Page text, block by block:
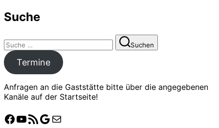
Suche
Suchen
nach:
Suchen
Termine
Anfragen an die Gaststätte bitte über die angegebenen
Kanäle auf der Startseite!
Facebook
YouTube
Crossiety
Google
E-Mail